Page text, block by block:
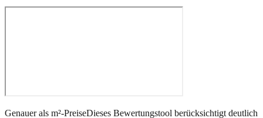
Genauer als m²-PreiseDieses Bewertungstool berücksichtigt deutlich